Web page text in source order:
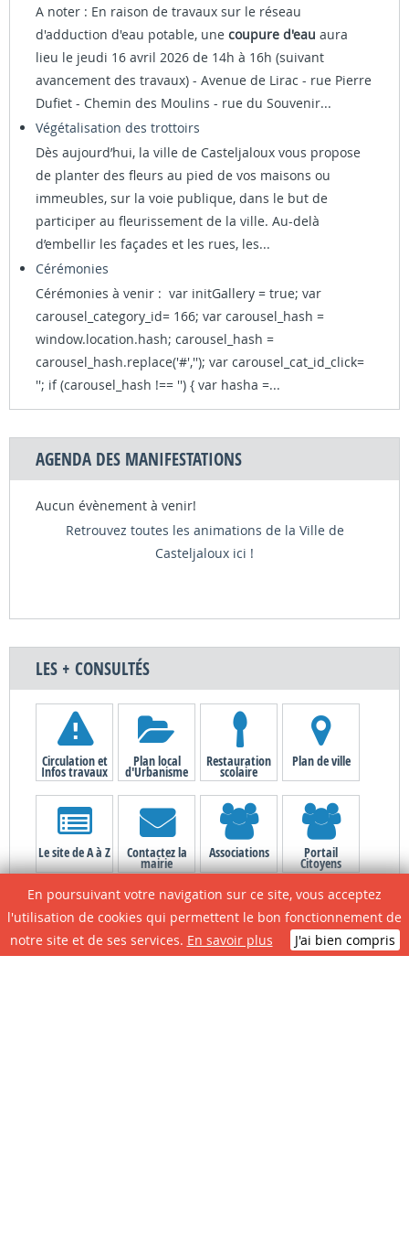
A noter : En raison de travaux sur le réseau
d'adduction d'eau potable, une coupure d'eau aura
lieu le jeudi 16 avril 2026 de 14h à 16h (suivant
avancement des travaux) - Avenue de Lirac - rue Pierre
Dufiet - Chemin des Moulins - rue du Souvenir...
Végétalisation des trottoirs
Dès aujourd’hui, la ville de Casteljaloux vous propose
de planter des fleurs au pied de vos maisons ou
immeubles, sur la voie publique, dans le but de
participer au fleurissement de la ville. Au-delà
d’embellir les façades et les rues, les...
Cérémonies
Cérémonies à venir : var initGallery = true; var
carousel_category_id= 166; var carousel_hash =
window.location.hash; carousel_hash =
carousel_hash.replace('#',''); var carousel_cat_id_click=
''; if (carousel_hash !== '') { var hasha =...
AGENDA DES MANIFESTATIONS
Aucun évènement à venir!
Retrouvez toutes les animations de la Ville de
Casteljaloux ici !
LES + CONSULTÉS
Circulation et
Infos travaux
Plan local
d'Urbanisme
Restauration
scolaire
Plan de ville
Le site de A à Z Contactez la
mairie
Associations Portail
Citoyens
N° D'urgence
En poursuivant votre navigation sur ce site, vous acceptez
l'utilisation de cookies qui permettent le bon fonctionnement de
notre site et de ses services. En savoir plus J'ai bien compris